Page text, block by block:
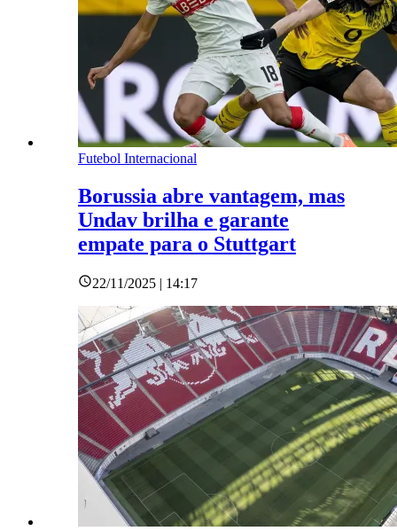
Futebol Internacional
Borussia abre vantagem, mas
Undav brilha e garante
empate para o Stuttgart
22/11/2025 | 14:17